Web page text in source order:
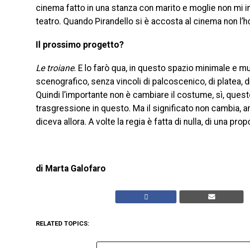
cinema fatto in una stanza con marito e moglie non
teatro. Quando Pirandello si è accosta al cinema non
Il prossimo progetto?
Le troiane. E lo farò qua, in questo spazio minimale e
scenografico, senza vincoli di palcoscenico, di platea,
Quindi l’importante non è cambiare il costume, sì,
trasgressione in questo. Ma il significato non cambia,
diceva allora. A volte la regia è fatta di nulla, di una
di Marta Galofaro
RELATED TOPICS: